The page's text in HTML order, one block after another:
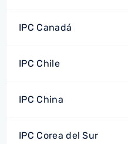
IPC Canadá
IPC Chile
IPC China
IPC Corea del Sur